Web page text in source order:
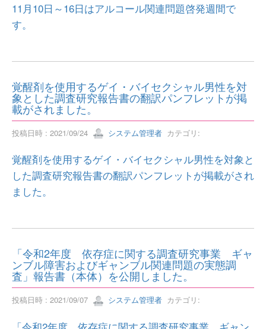
11月10日～16日はアルコール関連問題啓発週間で
す。
覚醒剤を使用するゲイ・バイセクシャル男性を対
象とした調査研究報告書の翻訳パンフレットが掲
載がされました。
投稿日時 : 2021/09/24 システム管理者 カテゴリ:
覚醒剤を使用するゲイ・バイセクシャル男性を対象と
した調査研究報告書の翻訳パンフレットが掲載がされ
ました。
「令和2年度 依存症に関する調査研究事業 ギャ
ンブル障害およびギャンブル関連問題の実態調
査」報告書（本体）を公開しました。
投稿日時 : 2021/09/07 システム管理者 カテゴリ: